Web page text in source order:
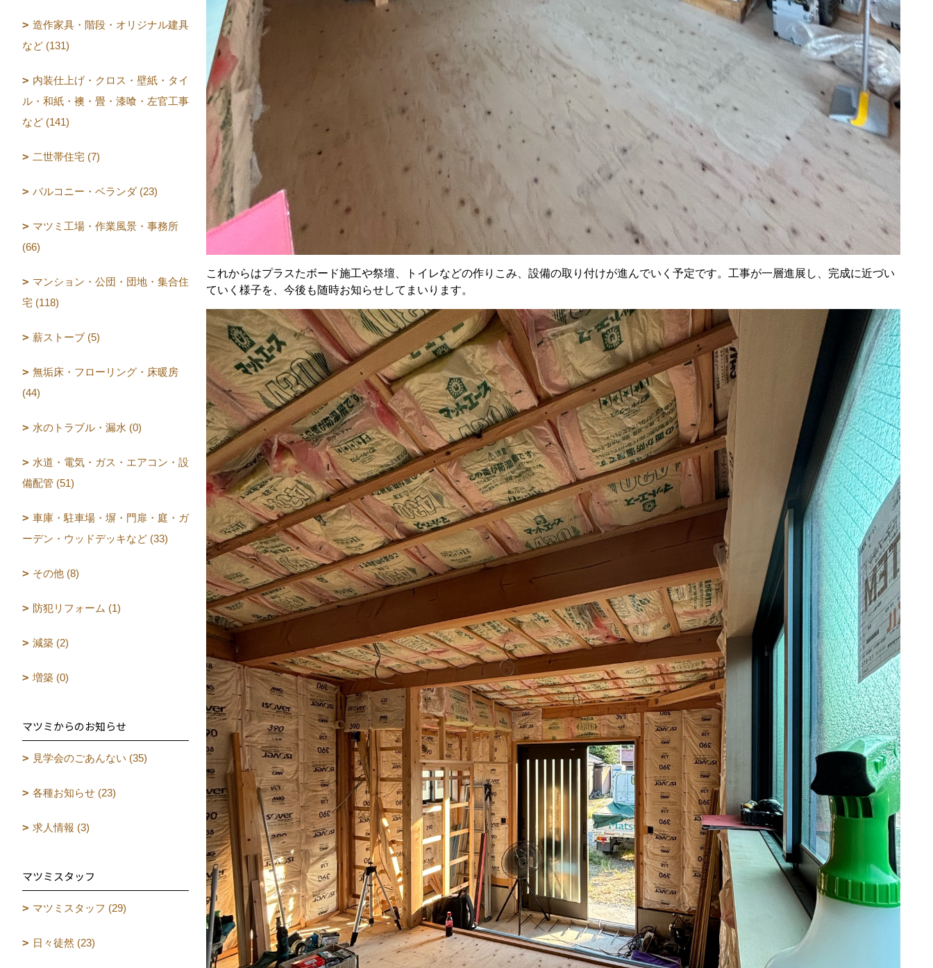
これからはプラスたボード施工や祭壇、トイレなどの作りこみ、設備の取り付けが進んでいく予定です。工事が一層進展し、完成に近づい
ていく様子を、今後も随時お知らせしてまいります。
造作家具・階段・オリジナル建具
など (131)
内装仕上げ・クロス・壁紙・タイ
ル・和紙・襖・畳・漆喰・左官工事
など (141)
二世帯住宅 (7)
バルコニー・ベランダ (23)
マツミ工場・作業風景・事務所
(66)
マンション・公団・団地・集合住
宅 (118)
薪ストーブ (5)
無垢床・フローリング・床暖房
(44)
水のトラブル・漏水 (0)
水道・電気・ガス・エアコン・設
備配管 (51)
車庫・駐車場・塀・門扉・庭・ガ
ーデン・ウッドデッキなど (33)
その他 (8)
防犯リフォーム (1)
減築 (2)
増築 (0)
マツミからのお知らせ
見学会のごあんない (35)
各種お知らせ (23)
求人情報 (3)
マツミスタッフ
マツミスタッフ (29)
日々徒然 (23)